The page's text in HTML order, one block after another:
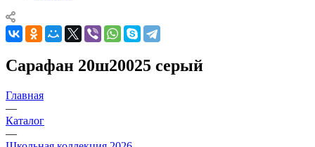
Сарафан 20ш20025 серый
Главная
—
Каталог
—